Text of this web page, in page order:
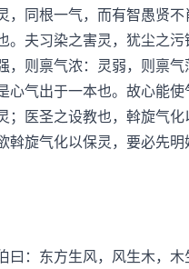
，同根一气，而有智愚贤
夫习染之害灵，犹尘之
，则禀气浓：灵弱，则禀
心气出于一本也。故心能
；医圣之设教也，斡旋气
旋气化以保灵，要必先
东方生风，风生木，木